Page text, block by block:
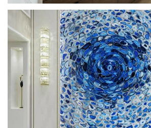
perfect te passen bij uw omgeving en
soort decorschema komt goed tot zijn recht met
het Arctic Zeus Extreme aanrechtblad. Omdat
afwerking heeft, is het schoonmaken...